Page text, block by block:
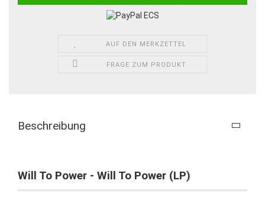
AUF DEN MERKZETTEL
FRAGE ZUM PRODUKT
Beschreibung
Will To Power - Will To Power (LP)